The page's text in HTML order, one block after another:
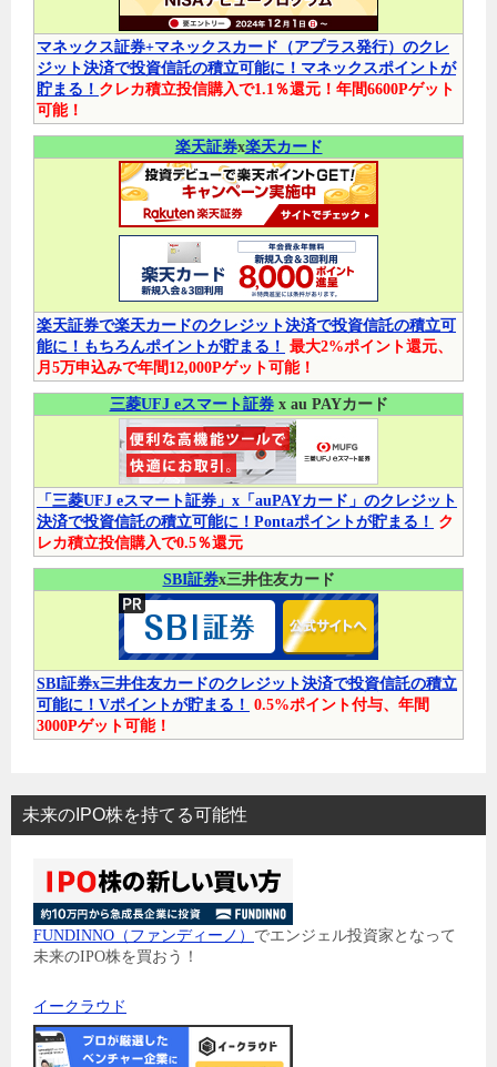
マネックス証券+マネックスカード（アプラス発行）のクレ
ジット決済で投資信託の積立可能に！マネックスポイントが
貯まる！ クレカ積立投信購入で1.1％還元！年間6600Pゲット
可能！
楽天証券x楽天カード
楽天証券で楽天カードのクレジット決済で投資信託の積立可
能に！もちろんポイントが貯まる！ 最大2%ポイント還元、
月5万申込みで年間12,000Pゲット可能！
三菱UFJ eスマート証券x au PAYカード
「三菱UFJ eスマート証券」x「auPAYカード」のクレジット
決済で投資信託の積立可能に！Pontaポイントが貯まる！
ク
レカ積立投信購入で0.5％還元
SBI証券x三井住友カード
SBI証券x三井住友カードのクレジット決済で投資信託の積立
可能に！Vポイントが貯まる！ 0.5%ポイント付与、年間
3000Pゲット可能！
未来のIPO株を持てる可能性
FUNDINNO（ファンディーノ） でエンジェル投資家となって
未来のIPO株を買おう！
イークラウド